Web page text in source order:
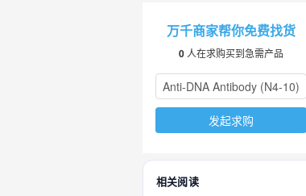
万千商家帮你免费找货
0 人在求购买到急需产品
发起求购
相关阅读